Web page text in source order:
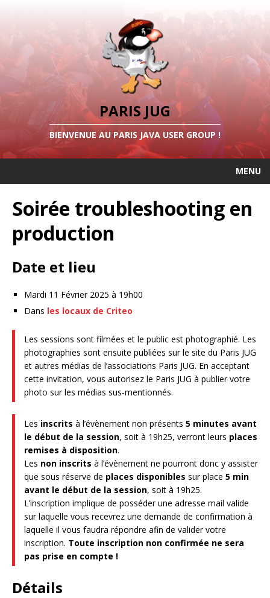
PARIS JUG
BIENVENUE AU PARIS JAVA USER GROUP !
MENU
Soirée troubleshooting en
production
Date et lieu
Mardi 11 Février 2025 à 19h00
Dans les locaux de Criteo
Les sessions sont filmées et le public est photographié. Les
photographies sont ensuite publiées sur le site du Paris JUG
et autres médias de l’associations Paris JUG. En acceptant
cette invitation, vous autorisez le Paris JUG à publier votre
photo sur les médias sus-mentionnés.
Les inscrits à l’évènement non présents 5 minutes avant
le début de la session, soit à 19h25, verront leurs places
remises à disposition.
Les non inscrits à l’évènement ne pourront donc y assister
que sous réserve de places disponibles sur place 5 min
avant le début de la session, soit à 19h25.
L’inscription implique de posséder une adresse mail valide
sur laquelle vous recevrez une demande de confirmation à
laquelle il vous faudra répondre afin de valider votre
inscription. Toute inscription non confirmée ne sera
pas prise en compte !
Détails